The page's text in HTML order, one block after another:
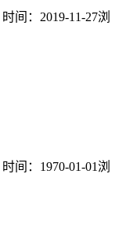
时间：2019-11-27浏
时间：1970-01-01 浏